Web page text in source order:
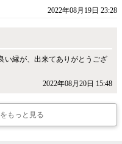
2022年08月19日 23:28
い縁が、出来てありがとうござ
2022年08月20日 15:48
もっと見る